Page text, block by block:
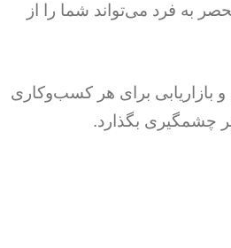
به فرد می‌تواند شما را از
و بازاریابی برای هر کسب‌وکاری
چشمگیری بگذارد.